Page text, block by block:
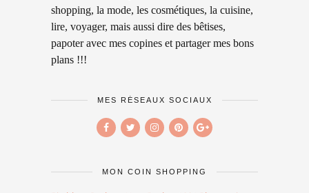
shopping, la mode, les cosmétiques, la cuisine,
lire, voyager, mais aussi dire des bêtises,
papoter avec mes copines et partager mes bons
plans !!!
MES RÉSEAUX SOCIAUX
MON COIN SHOPPING